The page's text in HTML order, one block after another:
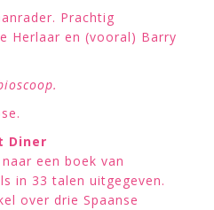
Prachtig
Herlaar en (vooral) Barry
Diner
een boek van
in 33 talen uitgegeven.
over drie Spaanse